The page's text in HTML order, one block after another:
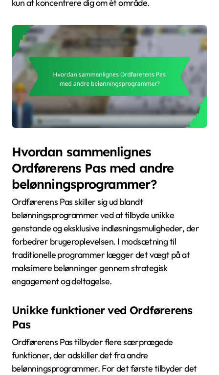
kun at koncentrere dig om ét område.
Hvordan sammenlignes
Ordførerens Pas med andre
belønningsprogrammer?
Ordførerens Pas skiller sig ud blandt
belønningsprogrammer ved at tilbyde unikke
genstande og eksklusive indløsningsmuligheder, der
forbedrer brugeroplevelsen. I modsætning til
traditionelle programmer lægger det vægt på at
maksimere belønninger gennem strategisk
engagement og deltagelse.
Unikke funktioner ved Ordførerens
Pas
Ordførerens Pas tilbyder flere særprægede
funktioner, der adskiller det fra andre
belønningsprogrammer. For det første tilbyder det